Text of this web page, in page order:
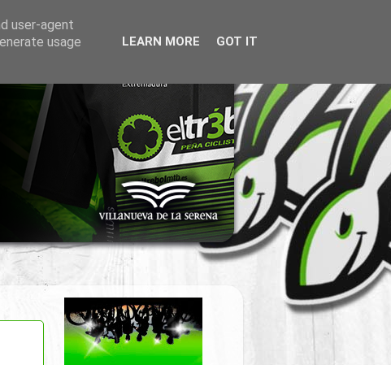
user-agent
usage
LEARN MORE GOT IT